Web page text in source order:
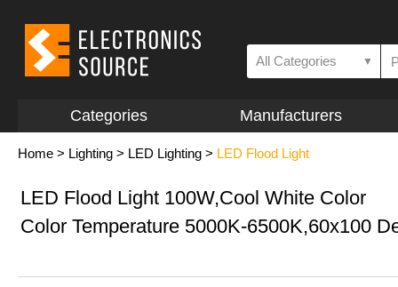
All Categories ▼
Categories Manufacturers
Home > Lighting > LED Lighting > LED Flood Light
LED Flood Light 100W,Cool White Color
Color Temperature 5000K-6500K,60x100